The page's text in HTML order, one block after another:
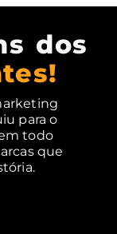
dos
para o
todo
que